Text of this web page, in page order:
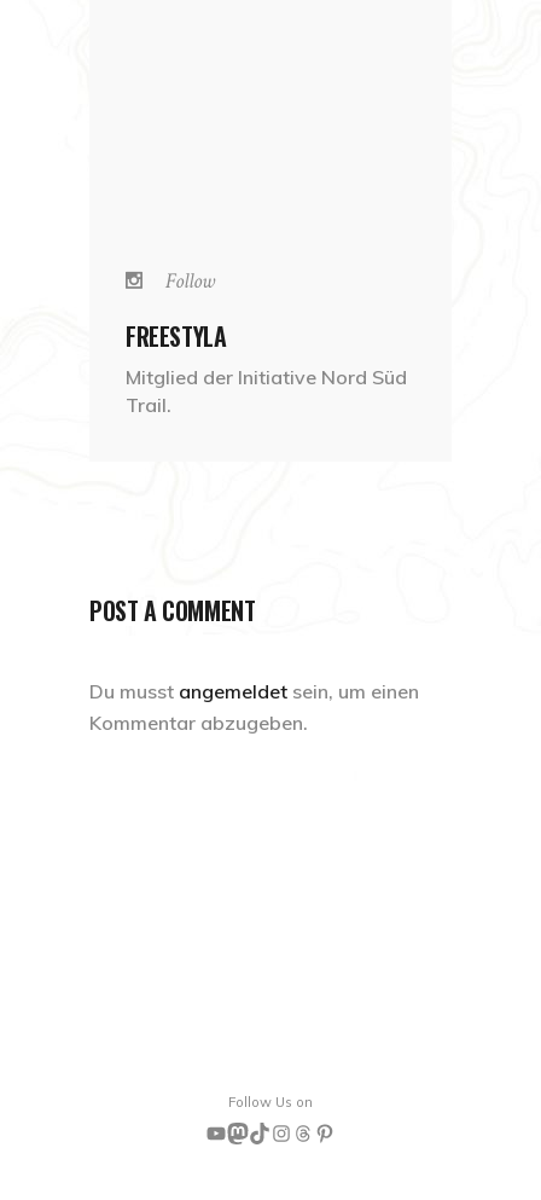
Follow
FREESTYLA
Mitglied der Initiative Nord Süd
Trail.
POST A COMMENT
Du musst angemeldet sein, um einen
Kommentar abzugeben.
Follow Us on
YouTube
Mastodon
TikTok
Instagram
Threads
Pinterest